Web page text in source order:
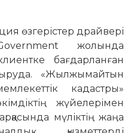
өзгерістер драйвері
жолында
бағдарланған
«Жылжымайтын
кадастры»
жүйелерімен
мүліктің жаңа